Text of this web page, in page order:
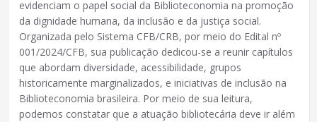
evidenciam o papel social da Biblioteconomia na promoção
da dignidade humana, da inclusão e da justiça social.
Organizada pelo Sistema CFB/CRB, por meio do Edital nº
001/2024/CFB, sua publicação dedicou-se a reunir capítulos
que abordam diversidade, acessibilidade, grupos
historicamente marginalizados, e iniciativas de inclusão na
Biblioteconomia brasileira. Por meio de sua leitura,
podemos constatar que a atuação bibliotecária deve ir além